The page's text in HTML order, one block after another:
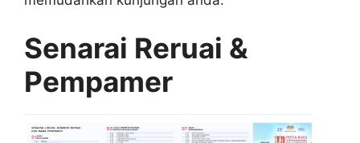
Senarai Reruai &
Pempamer